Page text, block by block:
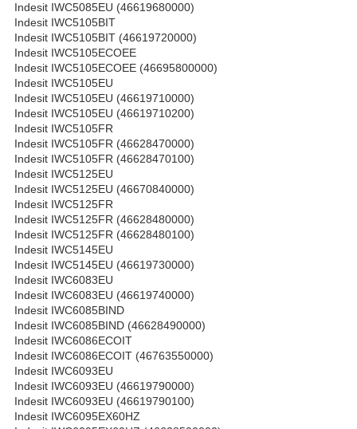
Indesit IWC5085EU (46619680000)
Indesit IWC5105BIT
Indesit IWC5105BIT (46619720000)
Indesit IWC5105ECOEE
Indesit IWC5105ECOEE (46695800000)
Indesit IWC5105EU
Indesit IWC5105EU (46619710000)
Indesit IWC5105EU (46619710200)
Indesit IWC5105FR
Indesit IWC5105FR (46628470000)
Indesit IWC5105FR (46628470100)
Indesit IWC5125EU
Indesit IWC5125EU (46670840000)
Indesit IWC5125FR
Indesit IWC5125FR (46628480000)
Indesit IWC5125FR (46628480100)
Indesit IWC5145EU
Indesit IWC5145EU (46619730000)
Indesit IWC6083EU
Indesit IWC6083EU (46619740000)
Indesit IWC6085BIND
Indesit IWC6085BIND (46628490000)
Indesit IWC6086ECOIT
Indesit IWC6086ECOIT (46763550000)
Indesit IWC6093EU
Indesit IWC6093EU (46619790000)
Indesit IWC6093EU (46619790100)
Indesit IWC6095EX60HZ